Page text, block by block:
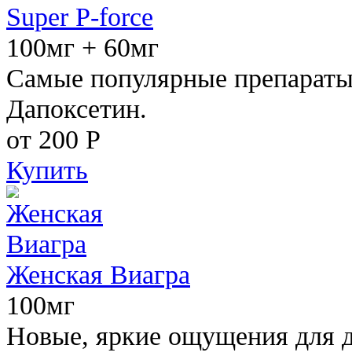
Super P-force
100мг + 60мг
Самые популярные
Дапоксетин.
от 200 Р
Купить
Женская Виагра
100мг
Новые, яркие ощущения для